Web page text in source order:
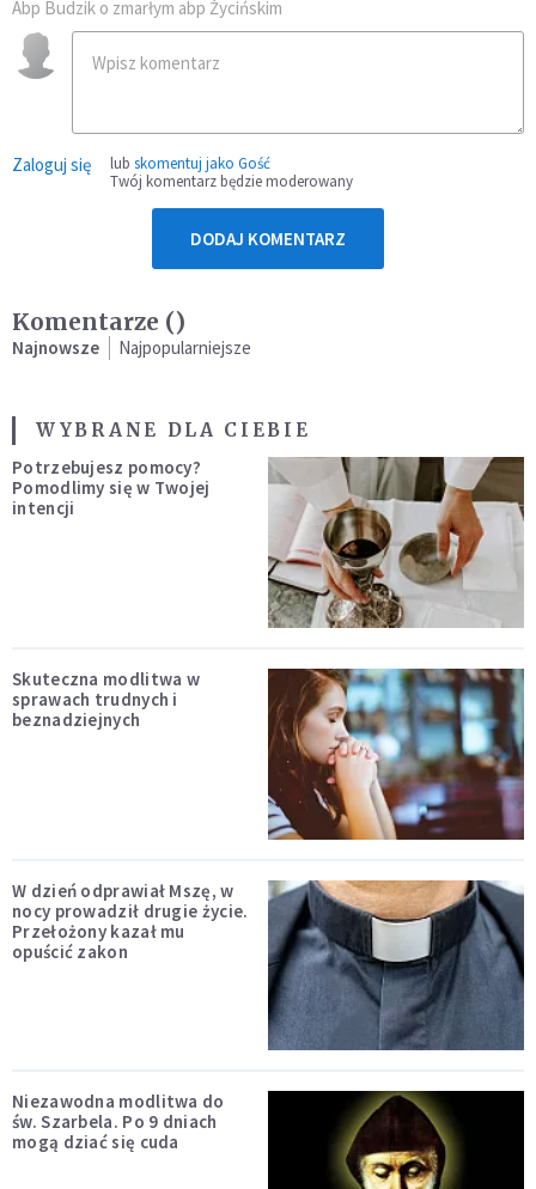
Abp Budzik o zmarłym abp Życińskim
Zaloguj się lub skomentuj jako Gość
Twój komentarz będzie moderowany
DODAJ KOMENTARZ
Komentarze ()
Najnowsze Najpopularniejsze
WYBRANE DLA CIEBIE
Potrzebujesz pomocy?
Pomodlimy się w Twojej
intencji
Skuteczna modlitwa w
sprawach trudnych i
beznadziejnych
W dzień odprawiał Mszę, w
nocy prowadził drugie życie.
Przełożony kazał mu
opuścić zakon
Niezawodna modlitwa do
św. Szarbela. Po 9 dniach
mogą dziać się cuda